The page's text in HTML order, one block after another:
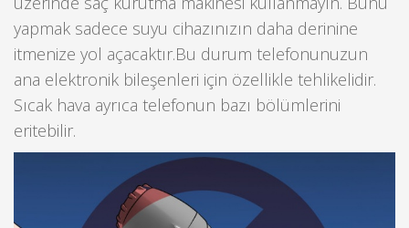
yapmak sadece suyu cihazınızın daha derinine
itmenize yol açacaktır.Bu durum telefonunuzun
ana elektronik bileşenleri için özellikle tehlikelidir.
Sıcak hava ayrıca telefonun bazı bölümlerini
eritebilir.